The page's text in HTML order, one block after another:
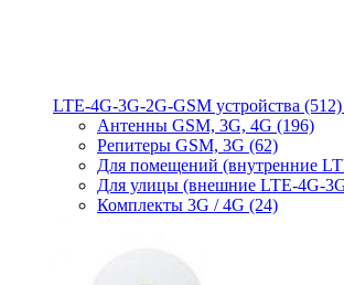
LTE-4G-3G-2G-GSM устройства (512)
Антенны GSM, 3G, 4G (196)
Репитеры GSM, 3G (62)
Для помещений (внутренние
Для улицы (внешние LTE-4G-
Комплекты 3G / 4G (24)